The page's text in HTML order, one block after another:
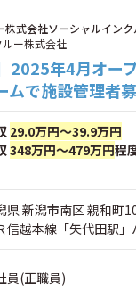
挑戦したい方や、空いた時
すすめです。ご興味のあ
すので、お気軽にお問い
株式会社ソーシャルイン
ー株式会社
2025年4月オ
ムで施設管理者
29.0万円～39.9万円
348万円～479万円程
県 新潟市南区 親和町
信越本線「矢代田駅
員(正職員)